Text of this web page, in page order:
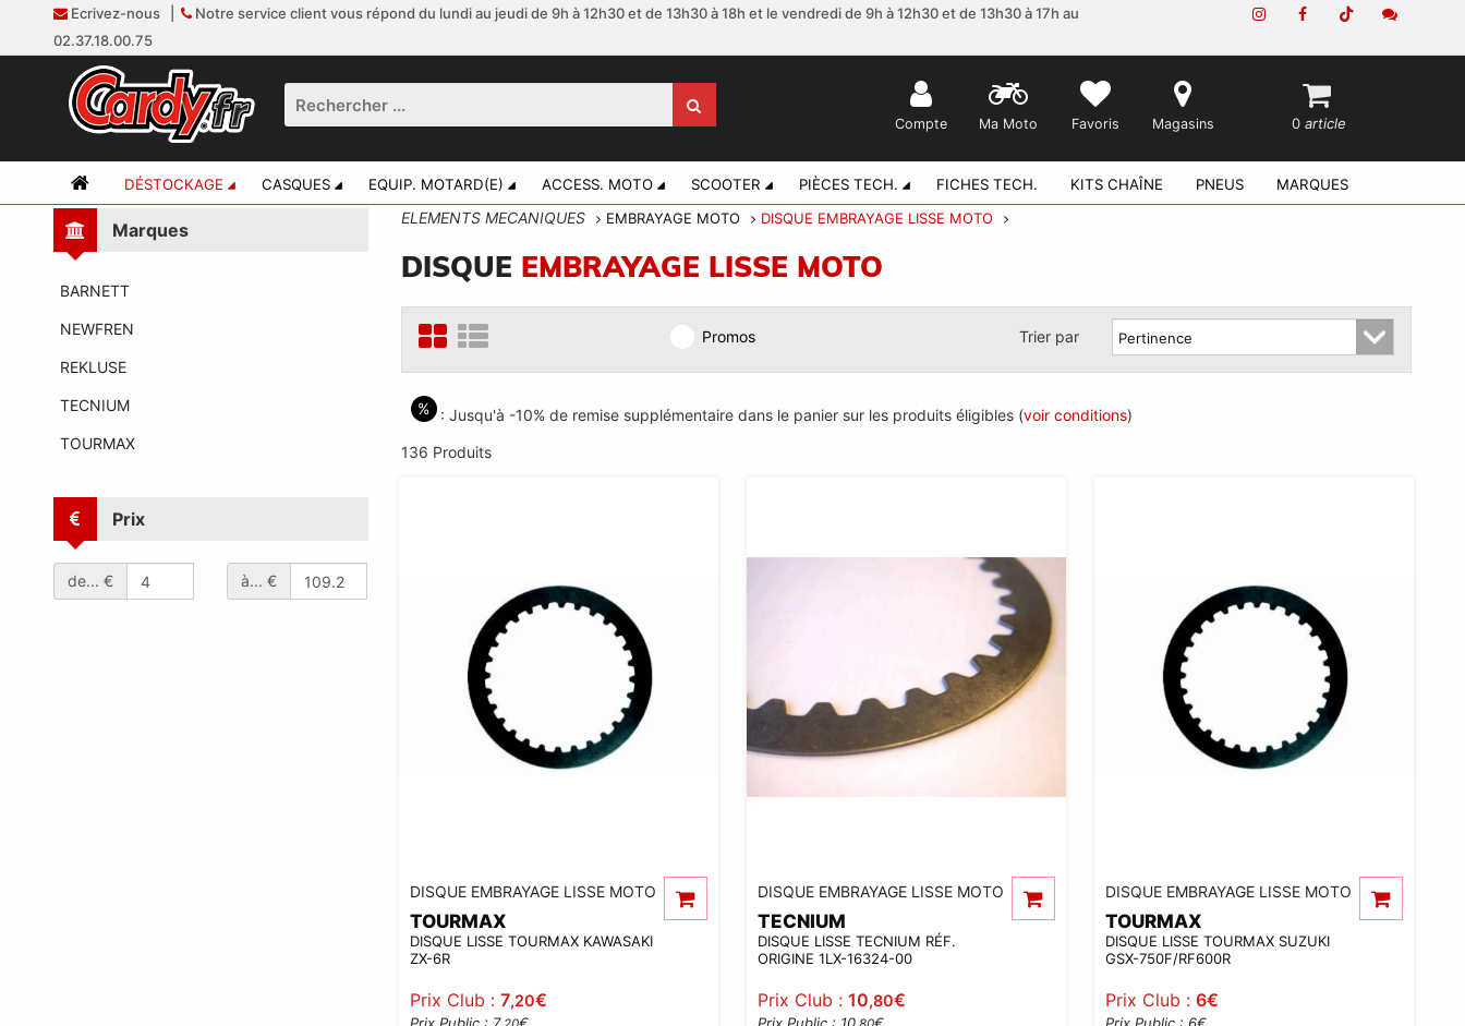
Ecrivez-nous
Notre service client vous répond du lundi au jeudi de 9h à 12h30 et de 13h30 à 18h et le vendredi de 9h à 12h30 et de 13h30 à 17h au
02.37.18.00.75
0 article
Magasins
Favoris
Ma Moto
Compte
DÉSTOCKAGE CASQUES EQUIP. MOTARD(E) ACCESS. MOTO SCOOTER PIÈCES TECH. FICHES TECH. KITS CHAÎNE PNEUS MARQUES
Marques
BARNETT
NEWFREN
REKLUSE
TECNIUM
TOURMAX
Prix
de... € à... €
ELEMENTS MECANIQUES EMBRAYAGE MOTO DISQUE EMBRAYAGE LISSE MOTO
DISQUE EMBRAYAGE LISSE MOTO
Promos Trier par
%: Jusqu'à -10% de remise supplémentaire dans le panier sur les produits éligibles (voir conditions)
136 Produits
DISQUE EMBRAYAGE LISSE MOTO
TOURMAX
DISQUE LISSE TOURMAX KAWASAKI
ZX-6R
Prix Club : 7,20€
DISQUE EMBRAYAGE LISSE MOTO
TECNIUM
DISQUE LISSE TECNIUM RÉF.
ORIGINE 1LX-16324-00
Prix Club :10,80€
DISQUE EMBRAYAGE LISSE MOTO
TOURMAX
DISQUE LISSE TOURMAX SUZUKI
GSX-750F/RF600R
Prix Club :6€